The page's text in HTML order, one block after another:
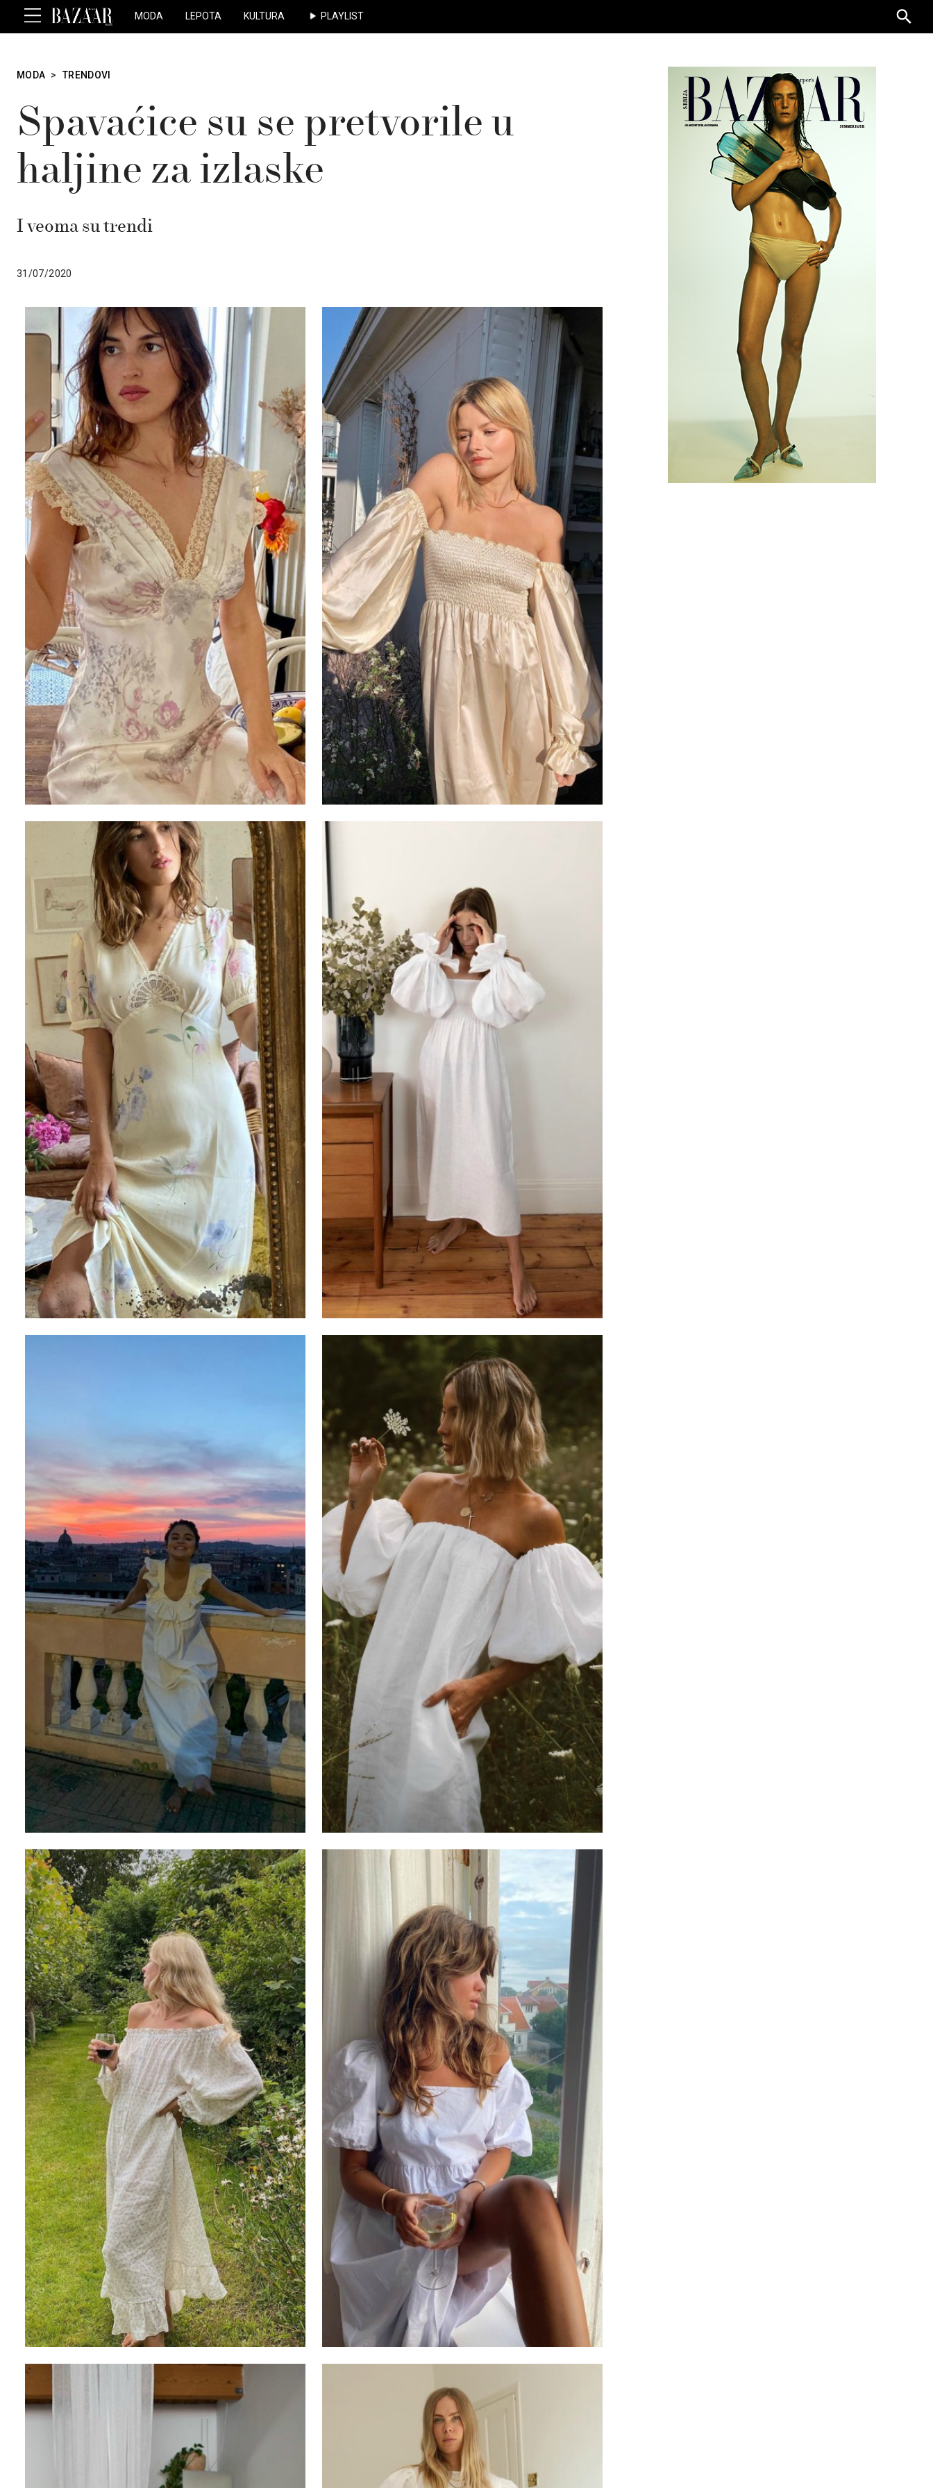
MODA LEPOTA KULTURA PLAYLIST
for:
MODA > TRENDOVI
Spavaćice su se pretvorile u
haljine za izlaske
I veoma su trendi
31/07/2020